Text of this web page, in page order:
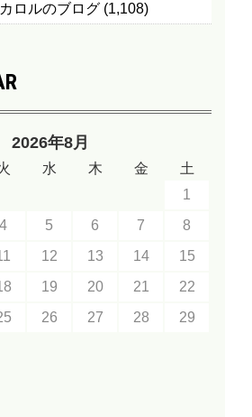
ロルのブログ (1,108)
2026年8月
水 木 金
土
1
4 5 6 7
8
12 13 14
15
19 20 21
22
26 27 28
29